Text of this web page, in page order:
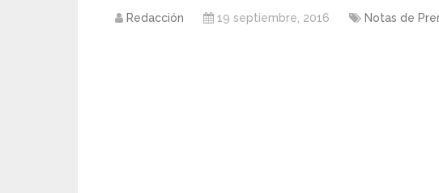
Redacción 19 septiembre, 2016 Notas de